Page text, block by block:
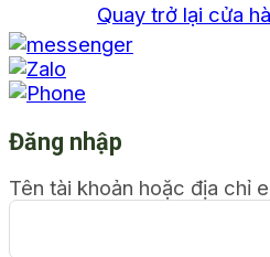
Quay trở lại cửa
Đăng nhập
Tên tài khoản hoặc địa chỉ